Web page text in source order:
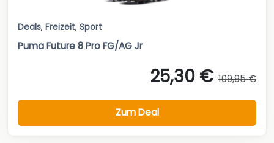
Deals, Freizeit, Sport
Puma Future 8 Pro FG/AG Jr
25,30 € 109,95 €
Zum Deal